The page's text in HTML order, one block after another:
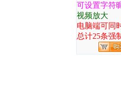
可设置字符
视频放大
电脑端可同
总计25条强